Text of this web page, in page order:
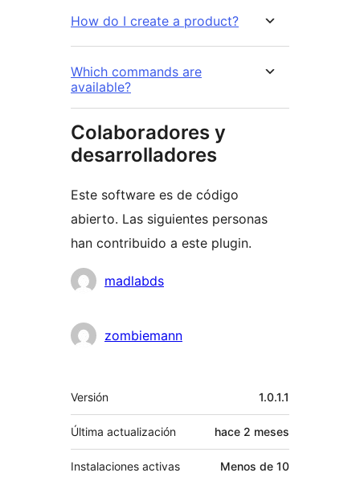
How do I create a product?
Which commands are
available?
Colaboradores y
desarrolladores
Este software es de código
abierto. Las siguientes personas
han contribuido a este plugin.
Colaboradores
madlabds
zombiemann
Meta
Versión 1.0.1.1
Última actualización hace 2 meses
Instalaciones activas Menos de 10